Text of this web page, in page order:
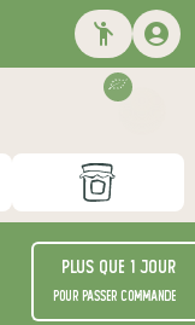
Plus que 1 jour
pour passer commande